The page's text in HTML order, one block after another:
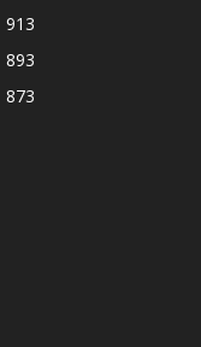
913
893
873